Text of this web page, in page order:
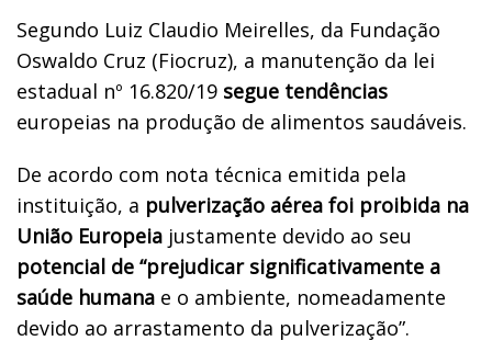
Segundo Luiz Claudio Meirelles, da Fundação
Oswaldo Cruz (Fiocruz), a manutenção da lei
estadual nº 16.820/19 segue tendências
europeias na produção de alimentos saudáveis.
De acordo com nota técnica emitida pela
instituição, a pulverização aérea foi proibida na
União Europeia justamente devido ao seu
potencial de “prejudicar significativamente a
saúde humana e o ambiente, nomeadamente
devido ao arrastamento da pulverização”.